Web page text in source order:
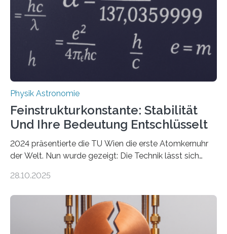
Physik Astronomie
Feinstrukturkonstante: Stabilität
Und Ihre Bedeutung Entschlüsselt
2024 präsentierte die TU Wien die erste Atomkernuhr
der Welt. Nun wurde gezeigt: Die Technik lässt sich
fundamentalen Physik nachzugehen. Thorium-
Messungen verwenden. Das hatte man jahrzehntelang
vermutet, weltweit war nach den passenden
Atomkern-Zuständen gesucht worden, 2024 gelang
28.10.2025